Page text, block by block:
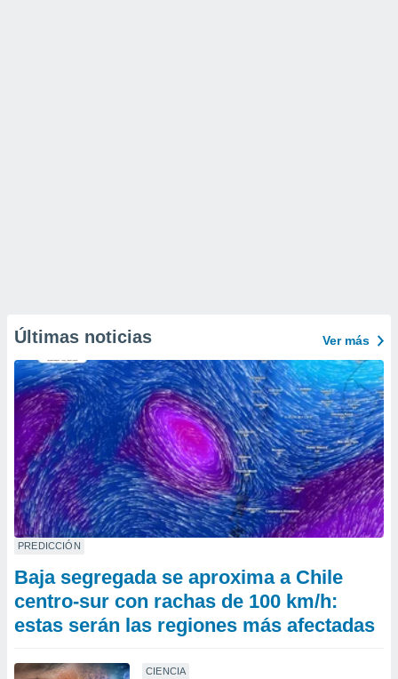
Últimas noticias Ver más
PREDICCIÓN
Baja segregada se aproxima a Chile
centro-sur con rachas de 100 km/h:
estas serán las regiones más afectadas
CIENCIA